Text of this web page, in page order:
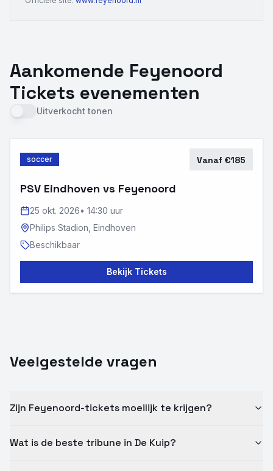
Aankomende Feyenoord
Tickets evenementen
Uitverkocht tonen
soccer Vanaf €185
PSV Eindhoven vs Feyenoord
25 okt. 2026• 14:30 uur
Philips Stadion, Eindhoven
Beschikbaar
Bekijk Tickets
Veelgestelde vragen
Zijn Feyenoord-tickets moeilijk te krijgen?
Wat is de beste tribune in De Kuip?